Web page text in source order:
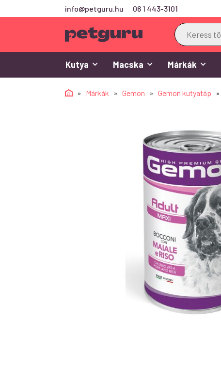
info@petguru.hu 06 1 443-3101
Products
search
Kutya Macska Márkák
» Márkák » Gemon » Gemon kutyatáp »